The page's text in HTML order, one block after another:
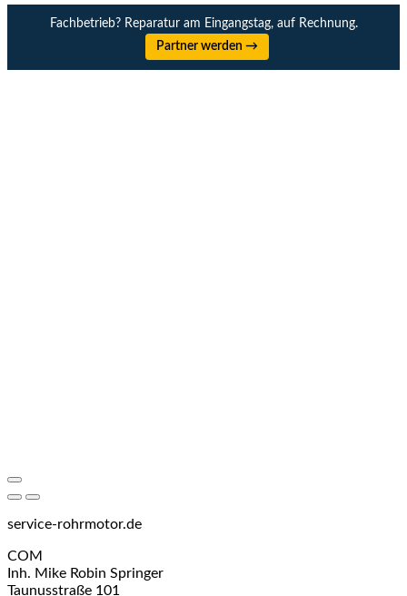
Fachbetrieb? Reparatur am Eingangstag, auf Rechnung.
Partner werden →
service-rohrmotor.de
COM
Inh. Mike Robin Springer
Taunusstraße 101